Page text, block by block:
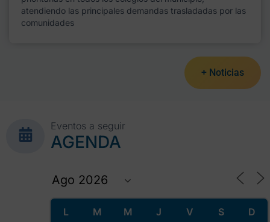
atendiendo las principales demandas trasladadas por las
comunidades
+ Noticias
Eventos a seguir
AGENDA
L M M J V S D